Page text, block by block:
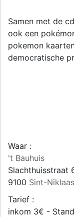
Samen met de
ook een
pokemon
democratische
Waar :
't Bauhuis
Slachthuisstraat
9100 Sint-Niklaas
Tarief :
inkom 3€ -